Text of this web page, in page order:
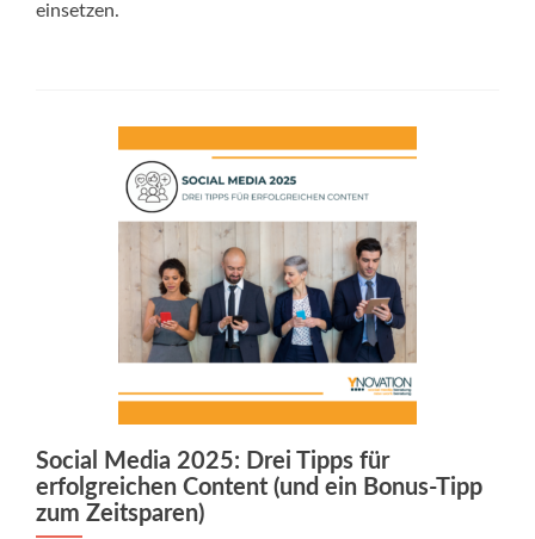
einsetzen.
Social Media 2025: Drei Tipps für
erfolgreichen Content (und ein Bonus-Tipp
zum Zeitsparen)